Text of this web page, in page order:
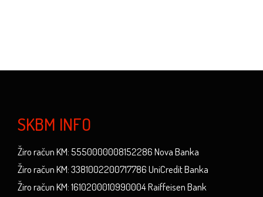
SKBM INFO
Žiro račun KM: 5550000008152286 Nova Banka
Žiro račun KM: 3381002200717786 UniCredit Banka
Žiro račun KM: 1610200010990004 Raiffeisen Bank